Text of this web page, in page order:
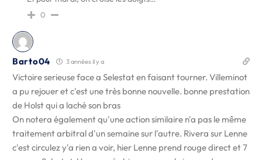
0
Barto04 3 années il y a
Victoire serieuse face a Selestat en faisant tourner. Villeminot
a pu rejouer et c'est une très bonne nouvelle. bonne prestation
de Holst qui a laché son bras
On notera également qu'une action similaire n'a pas le même
traitement arbitral d'un semaine sur l'autre. Rivera sur Lenne
c'est circulez y'a rien a voir, hier Lenne prend rouge direct et 7